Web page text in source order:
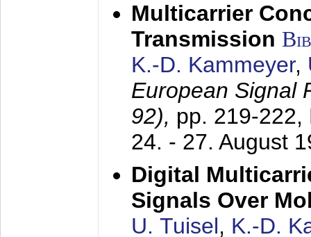
Multicarrier
Transmission
K.-D. Kammeyer,
European Signal
92), pp. 219-222,
24. - 27. August
Digital
Signals Over
U. Tuisel, K.-D.